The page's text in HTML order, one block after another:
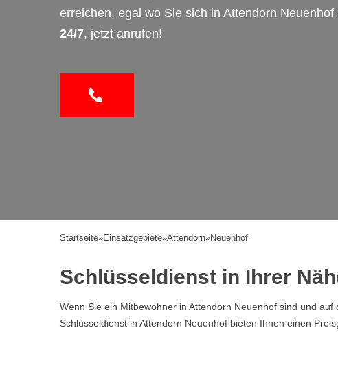
erreichen, egal wo Sie sich in Attendorn Neuenhof
24/7, jetzt anrufen!
Startseite»Einsatzgebiete»Attendorn»Neuenhof
Schlüsseldienst in Ihrer
Wenn Sie ein Mitbewohner in Attendorn Neuenhof sind und
Schlüsseldienst in Attendorn Neuenhof bieten Ihnen einen